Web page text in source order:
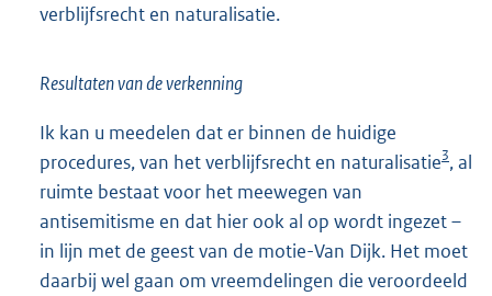
verblijfsrecht en naturalisatie.
Resultaten van de verkenning
Ik kan u meedelen dat er binnen de huidige
procedures, van het verblijfsrecht en naturalisatie3, al
ruimte bestaat voor het meewegen van
antisemitisme en dat hier ook al op wordt ingezet –
in lijn met de geest van de motie-Van Dijk. Het moet
daarbij wel gaan om vreemdelingen die veroordeeld